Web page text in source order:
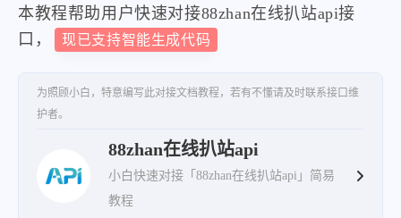
本教程帮助用户快速对接88zhan在线扒站api接
口，
现已支持智能生成代码
为照顾小白，特意编写此对接文档教程，若有不懂请及时联系接口维
护者。
88zhan在线扒站api
小白快速对接「88zhan在线扒站api」简易
教程